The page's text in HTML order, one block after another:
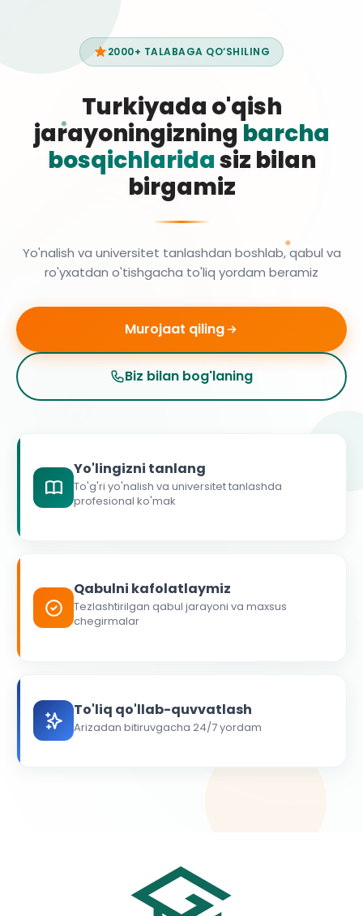
2000+ TALABAGA QO‘SHILING
Turkiyada o'qish
jarayoningizning barcha
bosqichlaridasiz bilan
birgamiz
Yo'nalish va universitet tanlashdan boshlab, qabul va
ro'yxatdan o'tishgacha to'liq yordam beramiz
Murojaat qiling
Biz bilan bog'laning
Yo'lingizni tanlang
To'g'ri yo'nalish va universitet tanlashda
profesional ko'mak
Qabulni kafolatlaymiz
Tezlashtirilgan qabul jarayoni va maxsus
chegirmalar
To'liq qo'llab-quvvatlash
Arizadan bitiruvgacha 24/7 yordam